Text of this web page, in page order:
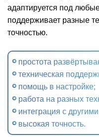
адаптируется под
поддерживает разные
точностью.
простота
техническая
помощь в настройке;
работа на разных
интеграция с
высокая точность.